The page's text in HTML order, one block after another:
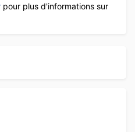
pour plus d'informations sur